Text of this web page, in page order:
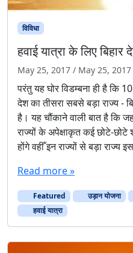
विविधा
हवाई यात्रा के लिए
May 25, 2017 / May 25, 2017
परंतु यह घोर विडम्बना ही है कि
देश का तीसरा सबसे बड़ा राज्य -
है। यह चौंकाने वाली बात है कि
राज्यों के अपेक्षाकृत कई छोटे-छोटे
होंगे वहीँ इन राज्यों से बड़ा राज्य
Read more »
Featured उड़ान योजना
हवाई यात्रा